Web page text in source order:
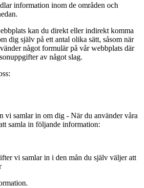
information inom de områden och
kan du direkt eller indirekt komma
dig själv på ett antal olika sätt, såsom när
något formulär på vår webbplats där
av något slag.
vi samlar in om dig - När du använder våra
samla in följande information:
vi samlar in i den mån du själv väljer att